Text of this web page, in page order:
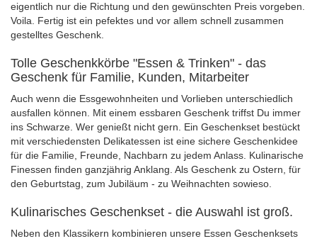
eigentlich nur die Richtung und den gewünschten Preis vorgeben.
Voila. Fertig ist ein pefektes und vor allem schnell zusammen
gestelltes Geschenk.
Tolle Geschenkkörbe "Essen & Trinken" - das
Geschenk für Familie, Kunden, Mitarbeiter
Auch wenn die Essgewohnheiten und Vorlieben unterschiedlich
ausfallen können. Mit einem essbaren Geschenk triffst Du immer
ins Schwarze. Wer genießt nicht gern. Ein Geschenkset bestückt
mit verschiedensten Delikatessen ist eine sichere Geschenkidee
für die Familie, Freunde, Nachbarn zu jedem Anlass. Kulinarische
Finessen finden ganzjährig Anklang. Als Geschenk zu Ostern, für
den Geburtstag, zum Jubiläum - zu Weihnachten sowieso.
Kulinarisches Geschenkset - die Auswahl ist groß.
Neben den Klassikern kombinieren unsere Essen Geschenksets